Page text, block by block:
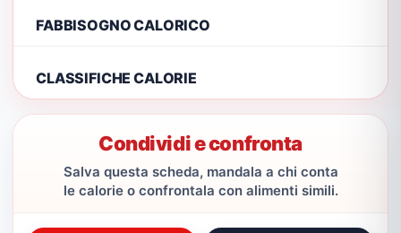
FABBISOGNO CALORICO
CLASSIFICHE CALORIE
Condividi e confronta
Salva questa scheda, mandala a chi conta
le calorie o confrontala con alimenti simili.